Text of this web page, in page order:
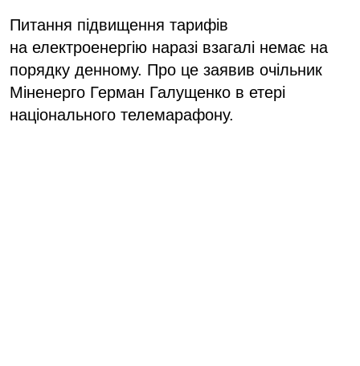
Питання підвищення тарифів
на електроенергію наразі взагалі немає на
порядку денному. Про це заявив очільник
Міненерго Герман Галущенко в етері
національного телемарафону.